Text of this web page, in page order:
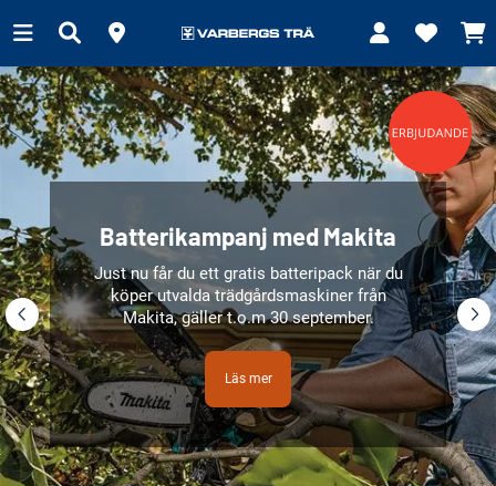
Batterikampanj med Makita
Just nu får du ett gratis batteripack när du
köper utvalda trädgårdsmaskiner från
Makita, gäller t.o.m 30 september.
Läs mer